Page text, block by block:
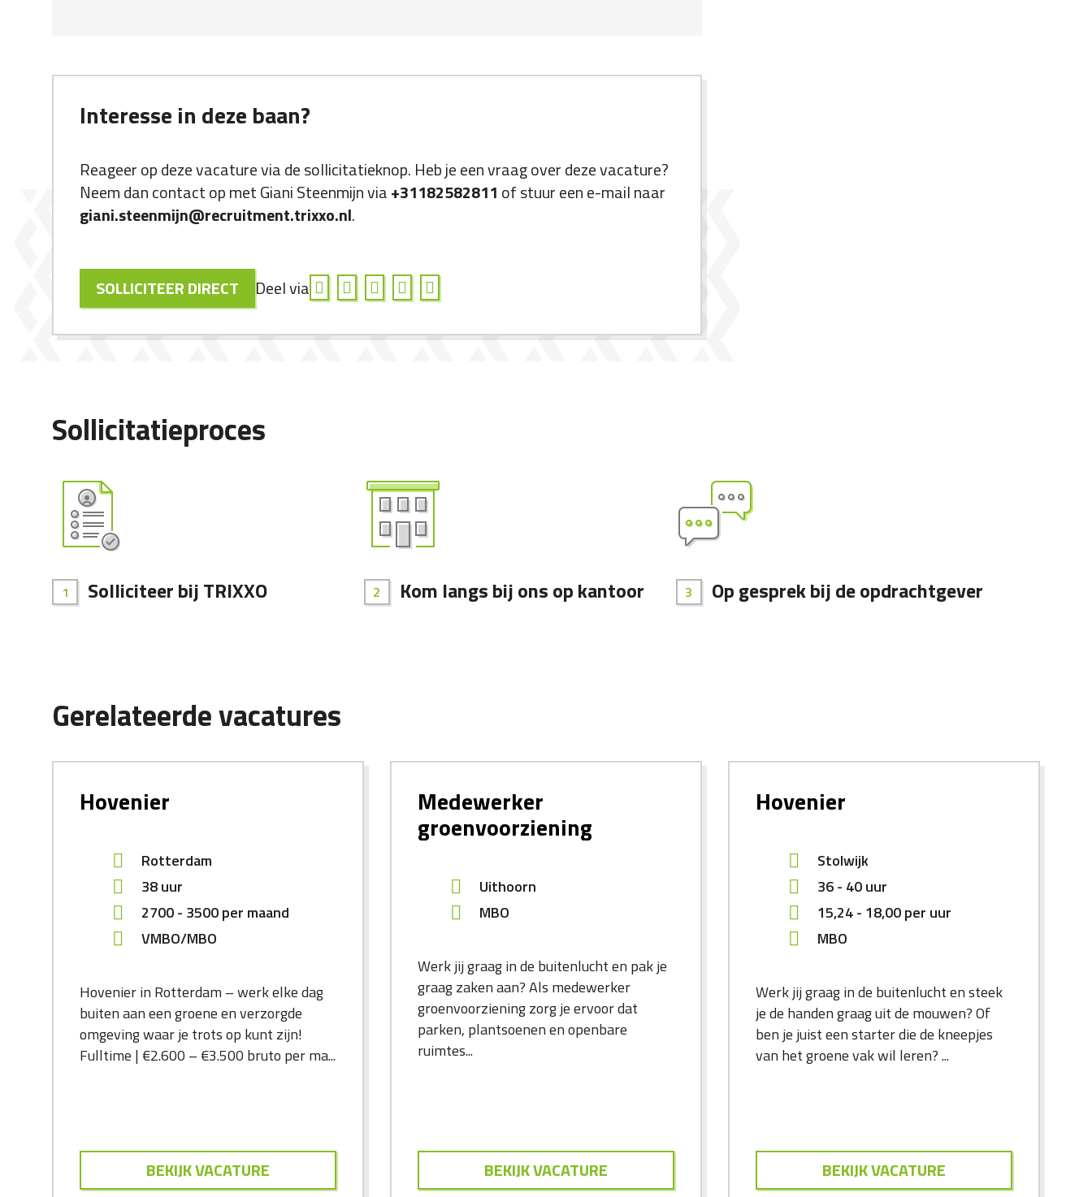
Interesse in deze baan?
Reageer op deze vacature via de sollicitatieknop. Heb je een vraag over deze vacature?
Neem dan contact op met Giani Steenmijn via+31182582811 of stuur een e-mail naar
giani.steenmijn@recruitment.trixxo.nl.
SOLLICITEER DIRECT Deel via
Sollicitatieproces
Solliciteer bij TRIXXO Kom langs bij ons op kantoor Op gesprek bij de opdrachtgever
Gerelateerde vacatures
Hovenier
Rotterdam
38 uur
2700- 3500per maand
VMBO/MBO
Hovenier in Rotterdam – werk elke dag
buiten aan een groene en verzorgde
omgeving waar je trots op kunt zijn!
Fulltime | €2.600 – €3.500 bruto per ma...
BEKIJK VACATURE
Medewerker
groenvoorziening
Uithoorn
MBO
Werk jij graag in de buitenlucht en pak je
graag zaken aan? Als medewerker
groenvoorziening zorg je ervoor dat
parken, plantsoenen en openbare
ruimtes...
BEKIJK VACATURE
Hovenier
Stolwijk
36 - 40 uur
15,24- 18,00per uur
MBO
Werk jij graag in de buitenlucht en steek
je de handen graag uit de mouwen? Of
ben je juist een starter die de kneepjes
van het groene vak wil leren? ...
BEKIJK VACATURE